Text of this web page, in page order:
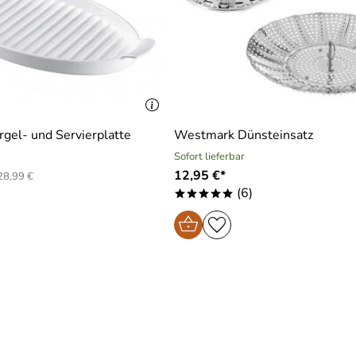
mit dem ich und meine Familie Kartoffeln, Obst und sogar
und wir brauchten nur ein Neues, weil das andere
Freunden an, die es uns nach Spanien mitgebracht
und Servierplatte
€
Westmark Dünsteinsatz
Sofort lieferbar
12,95 €*
***** (6)